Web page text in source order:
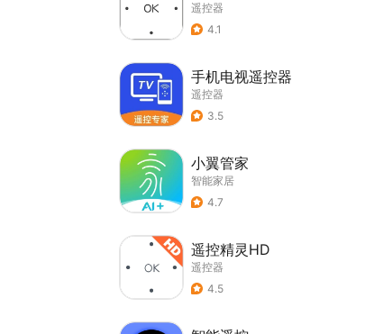
遥控器
4.1
手机电视遥控器
遥控器
3.5
小翼管家
智能家居
4.7
遥控精灵HD
遥控器
4.5